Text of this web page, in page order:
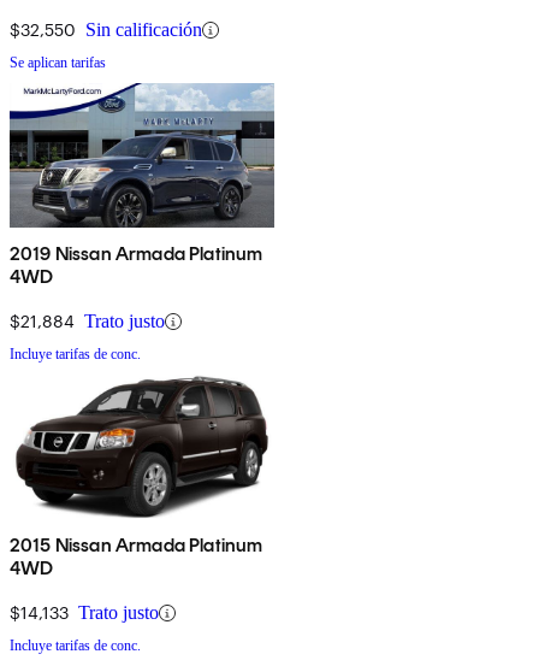
$32,550 Sin calificación
Se aplican tarifas
2019 Nissan Armada Platinum
4WD
$21,884 Trato justo
Incluye tarifas de conc.
2015 Nissan Armada Platinum
4WD
$14,133 Trato justo
Incluye tarifas de conc.